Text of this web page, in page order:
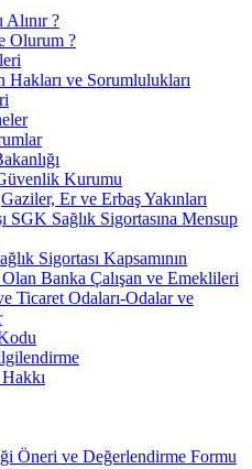
Alınır ?
Olurum ?
Hakları ve Sorumlulukları
Kurumu
Er ve Erbaş Yakınları
SGK Sağlık Sigortasına Mensup
Sigortası Kapsamının
Olan Banka Çalışan ve Emeklileri
Ticaret Odaları-Odalar ve
Öneri ve Değerlendirme Formu